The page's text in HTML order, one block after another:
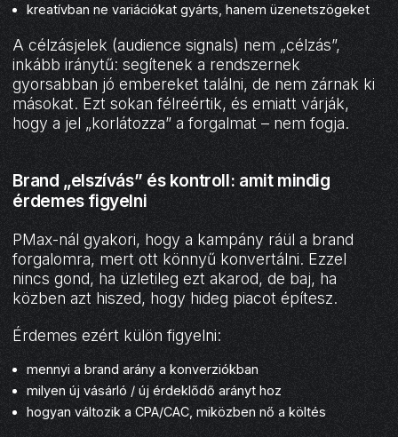
kreatívban ne variációkat gyárts, hanem üzenetszögeket
A célzásjelek (audience signals) nem „célzás”,
inkább iránytű: segítenek a rendszernek
gyorsabban jó embereket találni, de nem zárnak ki
másokat. Ezt sokan félreértik, és emiatt várják,
hogy a jel „korlátozza” a forgalmat – nem fogja.
Brand „elszívás” és kontroll: amit mindig
érdemes figyelni
PMax-nál gyakori, hogy a kampány ráül a brand
forgalomra, mert ott könnyű konvertálni. Ezzel
nincs gond, ha üzletileg ezt akarod, de baj, ha
közben azt hiszed, hogy hideg piacot építesz.
Érdemes ezért külön figyelni:
mennyi a brand arány a konverziókban
milyen új vásárló / új érdeklődő arányt hoz
hogyan változik a CPA/CAC, miközben nő a költés